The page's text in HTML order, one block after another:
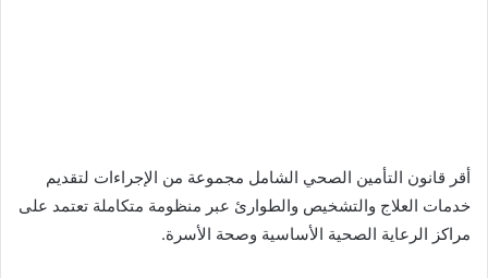
أقر قانون التأمين الصحي الشامل مجموعة من الإجراءات لتقديم
خدمات العلاج والتشخيص والطوارئ عبر منظومة متكاملة تعتمد على
مراكز الرعاية الصحية الأساسية وصحة الأسرة.